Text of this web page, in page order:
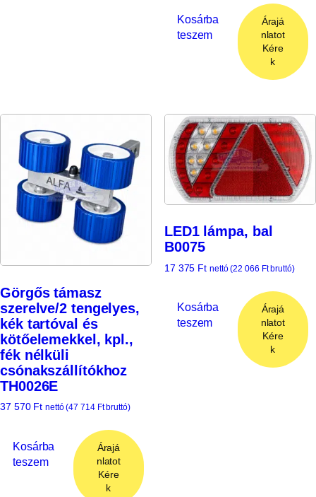
Kosárba
teszem
Árajá
nlatot
Kére
k
Görgős támasz
szerelve/2 tengelyes,
kék tartóval és
kötőelemekkel, kpl.,
fék nélküli
csónakszállítókhoz
TH0026E
37 570 Ft nettó (47 714 Ftbruttó)
Kosárba
teszem
Árajá
nlatot
Kére
k
LED1 lámpa, bal
B0075
17 375 Ft nettó (22 066 Ftbruttó)
Kosárba
teszem
Árajá
nlatot
Kére
k